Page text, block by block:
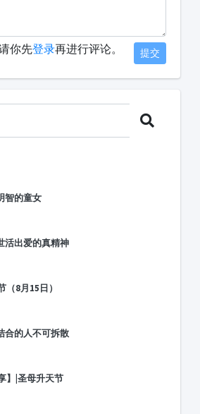
你先登录再进行评论。 提交
智的童女
活出爱的真精神
（8月15日）
合的人不可拆散
】|圣母升天节